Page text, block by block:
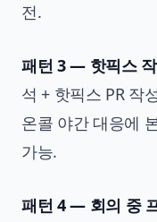
전.
패턴 3 — 핫픽스
석 + 핫픽스 PR 작
온콜 야간 대응에
가능.
패턴 4 — 회의 중